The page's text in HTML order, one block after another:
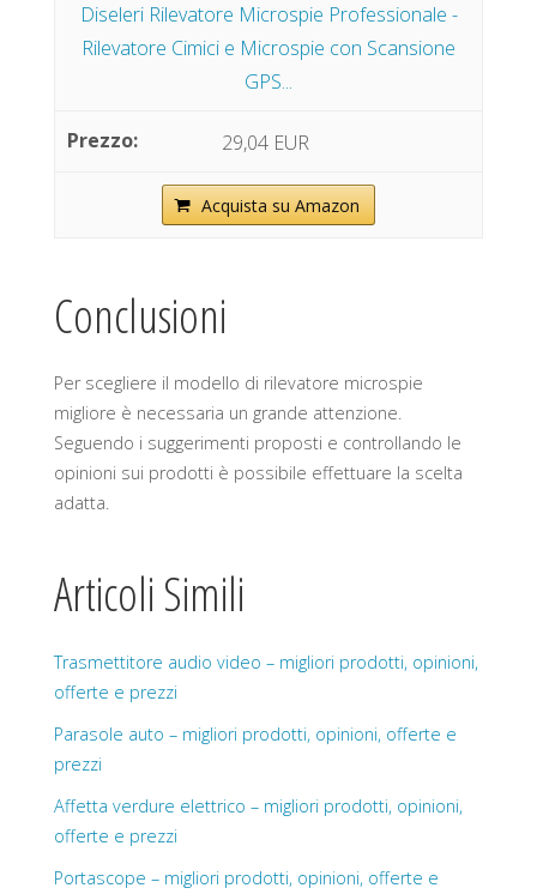
Diseleri Rilevatore Microspie Professionale -
Rilevatore Cimici e Microspie con Scansione
GPS...
29,04 EUR
Acquista su Amazon
Conclusioni
Per scegliere il modello di rilevatore microspie
migliore è necessaria un grande attenzione.
Seguendo i suggerimenti proposti e controllando le
opinioni sui prodotti è possibile effettuare la scelta
adatta.
Articoli Simili
Trasmettitore audio video – migliori prodotti, opinioni,
offerte e prezzi
Parasole auto – migliori prodotti, opinioni, offerte e
prezzi
Affetta verdure elettrico – migliori prodotti, opinioni,
offerte e prezzi
Portascope – migliori prodotti, opinioni, offerte e